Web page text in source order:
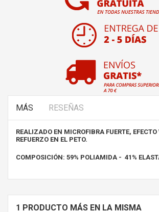
MÁS RESEÑAS
REALIZADO EN MICROFIBRA FUERTE,
REFUERZO EN EL PETO.
COMPOSICIÓN: 59% POLIAMIDA - 41%
1 PRODUCTO MÁS EN LA MISMA